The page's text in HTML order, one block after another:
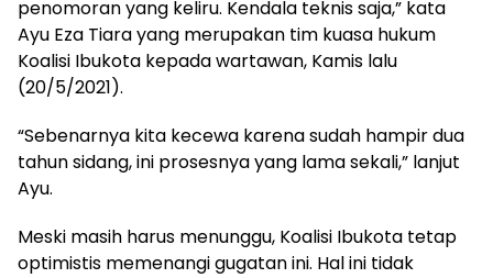
penomoran yang keliru. Kendala teknis saja,” kata
Ayu Eza Tiara yang merupakan tim kuasa hukum
Koalisi Ibukota kepada wartawan, Kamis lalu
(20/5/2021).
“Sebenarnya kita kecewa karena sudah hampir dua
tahun sidang, ini prosesnya yang lama sekali,” lanjut
Ayu.
Meski masih harus menunggu, Koalisi Ibukota tetap
optimistis memenangi gugatan ini. Hal ini tidak